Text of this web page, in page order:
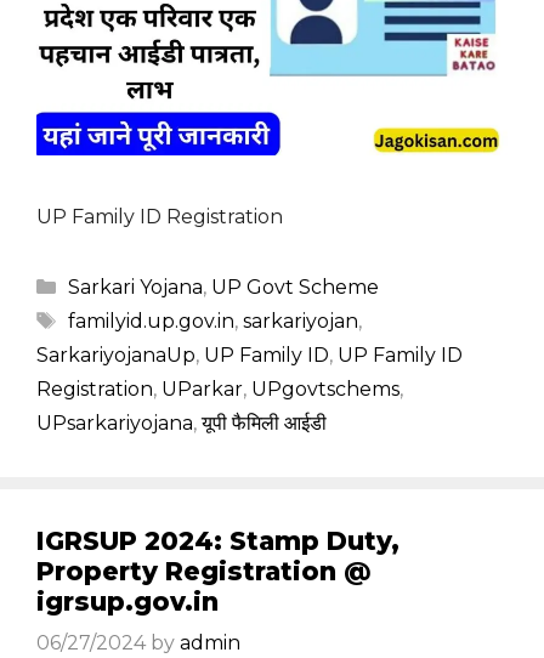
UP Family ID Registration
Categories
Sarkari Yojana, UP Govt Scheme
Tags
familyid.up.gov.in, sarkariyojan,
SarkariyojanaUp, UP Family ID, UP Family ID
Registration, UParkar, UPgovtschems,
UPsarkariyojana,यूपी फैमिली आईडी
IGRSUP 2024: Stamp Duty,
Property Registration @
igrsup.gov.in
06/27/2024 by admin